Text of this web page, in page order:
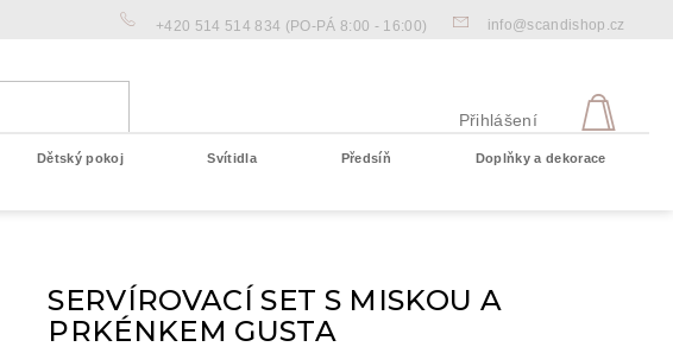
+420 514 514 834 (PO-PÁ 8:00 - 16:00) info@scandishop.cz
Přihlášení
Dětský pokoj Svítidla Předsíň Doplňky a dekorace
SERVÍROVACÍ SET S MISKOU A
PRKÉNKEM GUSTA